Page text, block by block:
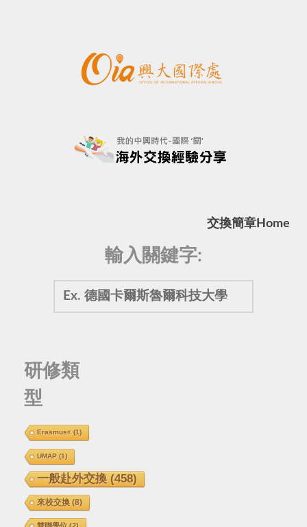
交換簡章 Home
輸入關鍵字:
研修類
型
Erasmus+(1)
UMAP (1)
一般赴外交換(458)
來校交換(8)